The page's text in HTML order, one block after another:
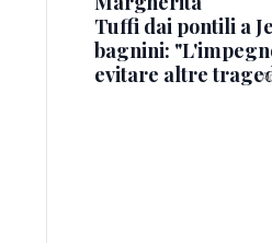
Tuffi dai pontili a
bagnini:
evitare altre